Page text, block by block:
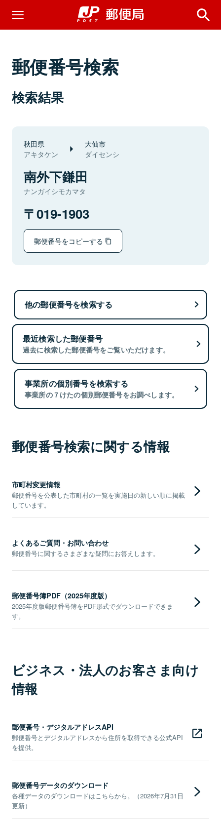
郵便番号検索
検索結果
秋田県
アキタケン
大仙市
ダイセンシ
南外下鎌田
ナンガイシモカマタ
019-1903
郵便番号をコピーする
他の郵便番号を検索する
最近検索した郵便番号
過去に検索した郵便番号をご覧いただけます。
事業所の個別番号を検索する
事業所の７けたの個別郵便番号をお調べします。
郵便番号検索に関する情報
市町村変更情報
郵便番号を公表した市町村の一覧を実施日の新しい順に掲載
しています。
よくあるご質問・お問い合わせ
郵便番号に関するさまざまな疑問にお答えします。
郵便番号簿PDF（2025年度版）
2025年度版郵便番号簿をPDF形式でダウンロードできま
す。
ビジネス・法人のお客さま向け
情報
郵便番号・デジタルアドレスAPI
郵便番号とデジタルアドレスから住所を取得できる公式API
を提供。
郵便番号データのダウンロード
各種データのダウンロードはこちらから。（2026年7月31日
更新）